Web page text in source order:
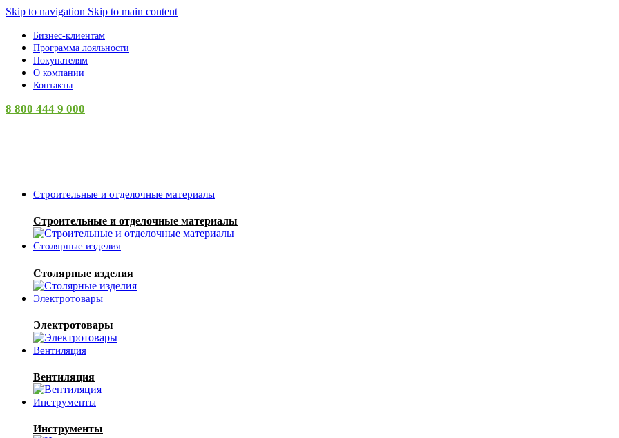
Skip to navigation Skip to main content
Бизнес-клиентам
Программа лояльности
Покупателям
О компании
Контакты
8 800 444 9 000
Строительные и отделочные материалы
Строительные и отделочные материалы
Столярные изделия
Столярные изделия
Электротовары
Электротовары
Вентиляция
Вентиляция
Инструменты
Инструменты